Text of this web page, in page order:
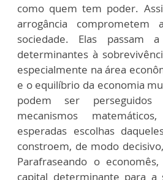
como quem tem poder.
arrogância comprometem
sociedade. Elas passam
determinantes à
especialmente na área
e o equilíbrio da economia
podem ser
mecanismos
esperadas escolhas
constroem, de modo
Parafraseando o
capital determinante para a